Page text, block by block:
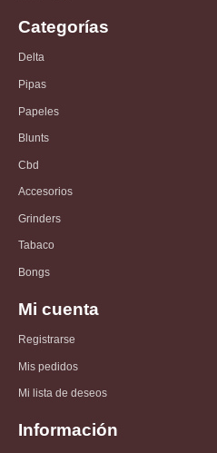
Categorías
Delta
Pipas
Papeles
Blunts
Cbd
Accesorios
Grinders
Tabaco
Bongs
Mi cuenta
Registrarse
Mis pedidos
Mi lista de deseos
Información